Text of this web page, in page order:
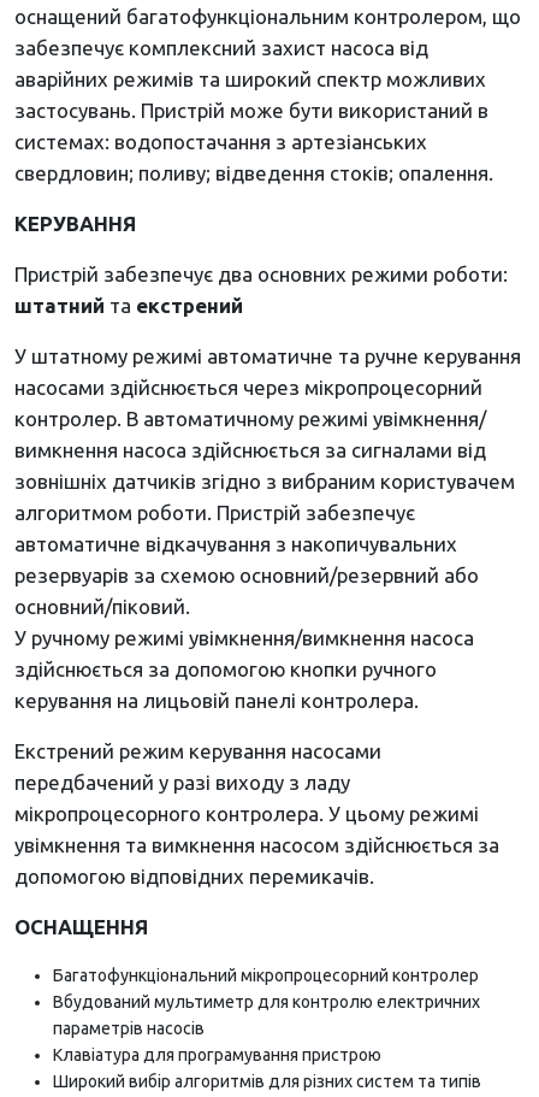
оснащений багатофункціональним контролером, що
забезпечує комплексний захист насоса від
аварійних режимів та широкий спектр можливих
застосувань. Пристрій може бути використаний в
системах: водопостачання з артезіанських
свердловин; поливу; відведення стоків; опалення.
КЕРУВАННЯ
Пристрій забезпечує два основних режими роботи:
штатний та екстрений
У штатному режимі автоматичне та ручне керування
насосами здійснюється через мікропроцесорний
контролер. В автоматичному режимі увімкнення/
вимкнення насоса здійснюється за сигналами від
зовнішніх датчиків згідно з вибраним користувачем
алгоритмом роботи. Пристрій забезпечує
автоматичне відкачування з накопичувальних
резервуарів за схемою основний/резервний або
основний/піковий.
У ручному режимі увімкнення/вимкнення насоса
здійснюється за допомогою кнопки ручного
керування на лицьовій панелі контролера.
Екстрений режим керування насосами
передбачений у разі виходу з ладу
мікропроцесорного контролера. У цьому режимі
увімкнення та вимкнення насосом здійснюється за
допомогою відповідних перемикачів.
ОСНАЩЕННЯ
Багатофункціональний мікропроцесорний контролер
Вбудований мультиметр для контролю електричних
параметрів насосів
Клавіатура для програмування пристрою
Широкий вибір алгоритмів для різних систем та типів